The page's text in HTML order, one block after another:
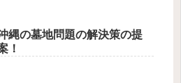
縄の墓地問題の解決策の提
！